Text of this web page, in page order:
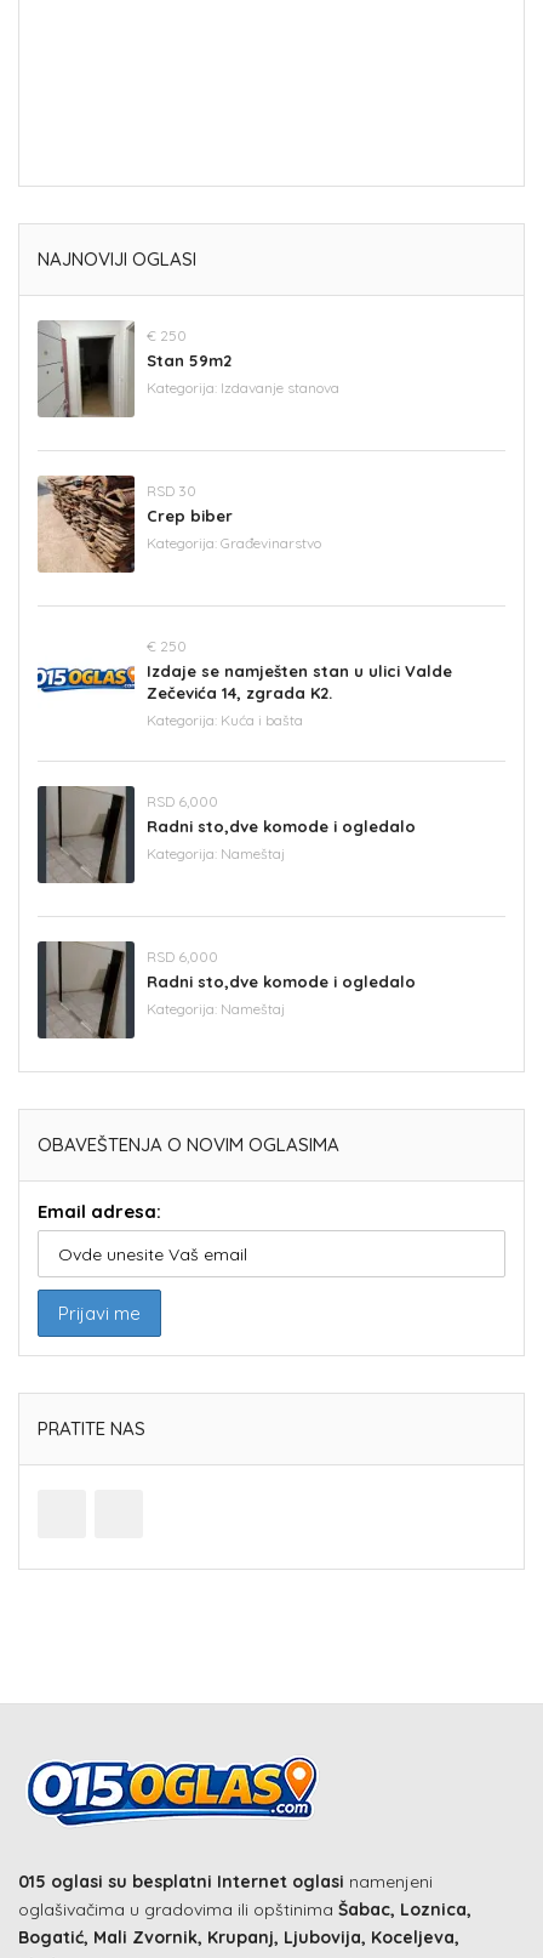
NAJNOVIJI OGLASI
€ 250
Stan 59m2
Kategorija: Izdavanje stanova
RSD 30
Crep biber
Kategorija: Građevinarstvo
€ 250
Izdaje se namješten stan u ulici Valde
Zečevića 14, zgrada K2.
Kategorija: Kuća i bašta
RSD 6,000
Radni sto,dve komode i ogledalo
Kategorija: Nameštaj
RSD 6,000
Radni sto,dve komode i ogledalo
Kategorija: Nameštaj
OBAVEŠTENJA O NOVIM OGLASIMA
Email adresa:
PRATITE NAS
015 oglasi su besplatni Internet oglasi namenjeni
oglašivačima u gradovima ili opštinima Šabac, Loznica,
Bogatić, Mali Zvornik, Krupanj, Ljubovija, Koceljeva,